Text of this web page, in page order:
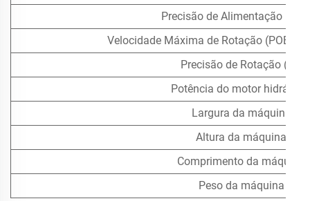
Precisão de Alimentação (±
Velocidade Máxima de Rotação (POB –
Precisão de Rotação (±°)
Potência do motor
Largura da máquina
Altura da máquina
Comprimento da máquina
Peso da máquina